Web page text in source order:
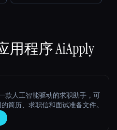
用程序AiApply
款人工智能驱动的求职助手，可
简历、求职信和面试准备文件。